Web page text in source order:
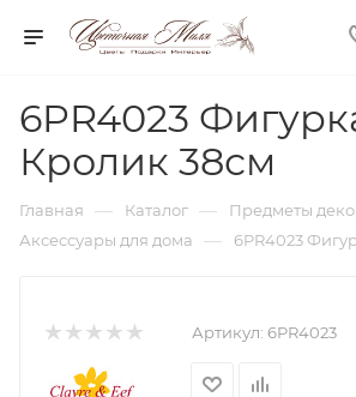
6PR4023
Кролик 38см
Главная — Каталог — Предметы
Аксессуары для дома — 6PR4023
Артикул: 6PR4023